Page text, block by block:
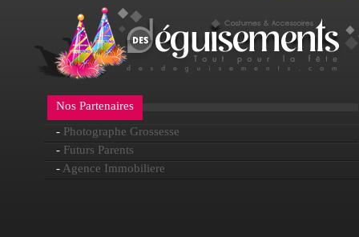
Nos Partenaires
- Photographe Grossesse
- Futurs Parents
- Agence Immobiliere